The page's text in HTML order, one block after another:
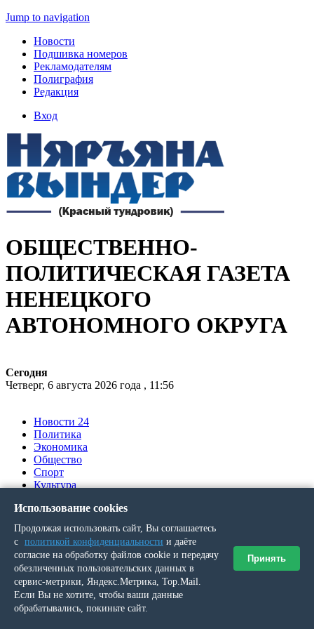
Jump to navigation
Новости
Подшивка номеров
Рекламодателям
Полиграфия
Редакция
Вход
ОБЩЕСТВЕННО-
ПОЛИТИЧЕСКАЯ ГАЗЕТА
НЕНЕЦКОГО
АВТОНОМНОГО ОКРУГА
Сегодня
Четверг, 6 августа 2026 года , 11:56
Новости 24
Политика
Экономика
Общество
Спорт
Культура
Ялумд’’
Вы здесь
Главная
Выпуск № 104 (21589) от 26 сентября 2024 г.
Использование cookies
Продолжая использовать сайт, Вы соглашаетесь
с политикой конфиденциальности и даёте
согласие на обработку файлов cookie и передачу
обезличенных пользовательских данных в
сервис-метрики, Яндекс.Метрика, Top.Mail.
Если Вы не хотите, чтобы ваши данные
обрабатывались, покиньте сайт.
Принять